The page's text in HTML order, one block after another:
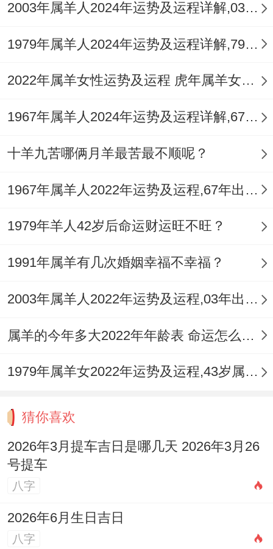
2003年属羊人2024年运势及运程详解,03年出生21岁肖羊人在2024全年每月运势完整版
1979年属羊人2024年运势及运程详解,79年出生45岁肖羊人在2024全年每月运势完整版
2022年属羊女性运势及运程 虎年属羊女带什么旺财
1967年属羊人2024年运势及运程详解,67年出生57岁肖羊人在2024全年每月运势完整版
十羊九苦哪俩月羊最苦最不顺呢？
1967年属羊人2022年运势及运程,67年出生的55岁属羊2022年每月运程详解
1979年羊人42岁后命运财运旺不旺？
1991年属羊有几次婚姻幸福不幸福？
2003年属羊人2022年运势及运程,03年出生的19岁属羊2022年每月运程详解
属羊的今年多大2022年年龄表 命运怎么样？
1979年属羊女2022年运势及运程,43岁属羊人2022全年每月运势女性如何
猜你喜欢
2026年3月提车吉日是哪几天 2026年3月26
号提车
八字
2026年6月生日吉日
八字